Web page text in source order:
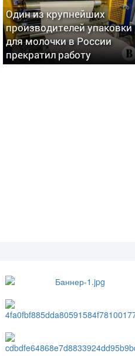
Один из крупнейших
производителей упаковки
для молочки в России
прекратил работу